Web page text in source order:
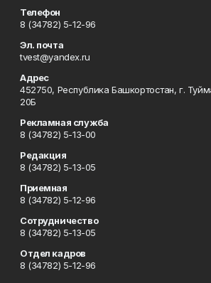
Телефон
8 (34782) 5-12-96
Эл. почта
tvest@yandex.ru
Адрес
452750, Республика Башкортостан, г.
20Б
Рекламная служба
8 (34782) 5-13-00
Редакция
8 (34782) 5-13-05
Приемная
8 (34782) 5-12-96
Сотрудничество
8 (34782) 5-13-05
Отдел кадров
8 (34782) 5-12-96